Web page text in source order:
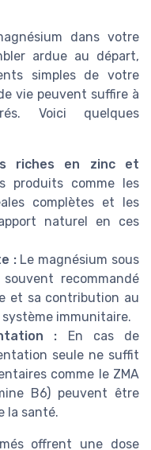
dans votre
ardue au départ,
simples de votre
vie peuvent suffire à
Voici quelques
riches en zinc et
produits comme les
complètes et les
naturel en ces
:Le magnésium sous
recommandé
et sa contribution au
immunitaire.
: En cas de
seule ne suffit
comme le ZMA
B6) peuvent être
la santé.
offrent une dose